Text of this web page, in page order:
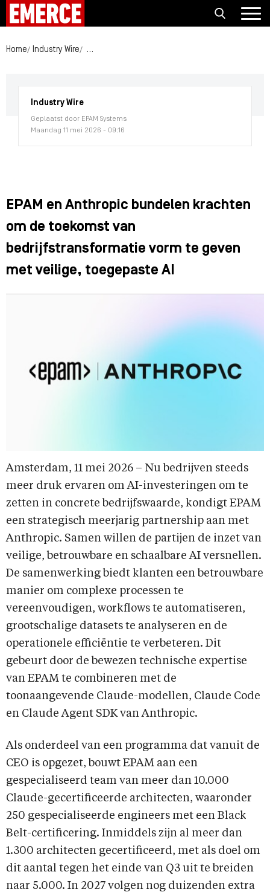
Home Industry Wire EPAM en Anthropic bundelen krachten om de
Industry Wire
Geplaatst door EPAM Systems
Maandag 11 mei 2026 - 09:16
EPAM en Anthropic bundelen krachten
om de toekomst van
bedrijfstransformatie vorm te geven
met veilige, toegepaste AI
Amsterdam, 11 mei 2026 – Nu bedrijven steeds
meer druk ervaren om AI-investeringen om te
zetten in concrete bedrijfswaarde, kondigt EPAM
een strategisch meerjarig partnership aan met
Anthropic. Samen willen de partijen de inzet van
veilige, betrouwbare en schaalbare AI versnellen.
De samenwerking biedt klanten een betrouwbare
manier om complexe processen te
vereenvoudigen, workflows te automatiseren,
grootschalige datasets te analyseren en de
operationele efficiëntie te verbeteren. Dit
gebeurt door de bewezen technische expertise
van EPAM te combineren met de
toonaangevende Claude-modellen, Claude Code
en Claude Agent SDK van Anthropic.
Als onderdeel van een programma dat vanuit de
CEO is opgezet, bouwt EPAM aan een
gespecialiseerd team van meer dan 10.000
Claude-gecertificeerde architecten, waaronder
250 gespecialiseerde engineers met een Black
Belt-certificering. Inmiddels zijn al meer dan
1.300 architecten gecertificeerd, met als doel om
dit aantal tegen het einde van Q3 uit te breiden
naar 5.000. In 2027 volgen nog duizenden extra